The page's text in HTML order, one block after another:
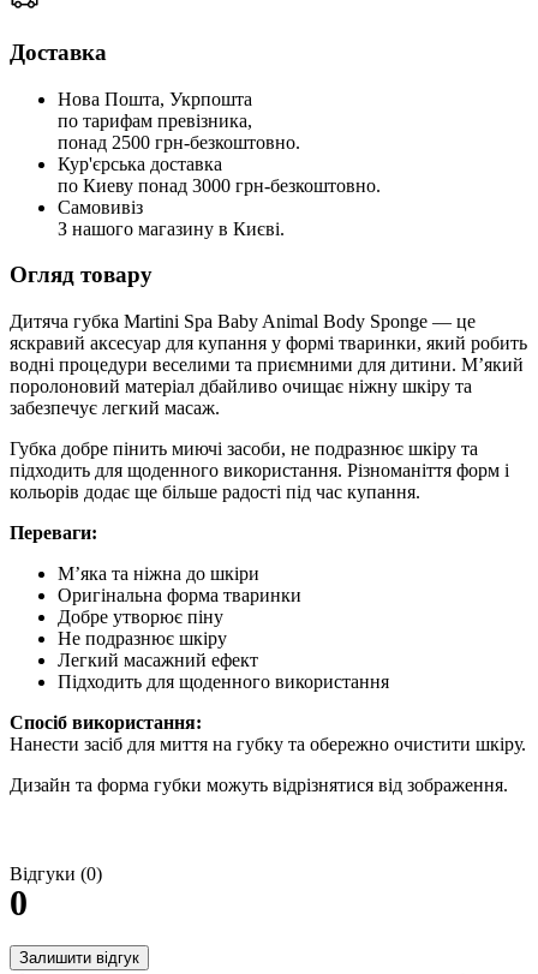
Доставка
Нова Пошта, Укрпошта
по тарифам превізника,
понад 2500 грн-безкоштовно.
Кур'єрська доставка
по Киеву понад 3000 грн-безкоштовно.
Самовивіз
З нашого магазину в Києві.
Огляд товару
Дитяча губка Martini Spa Baby Animal Body Sponge — це
яскравий аксесуар для купання у формі тваринки, який робить
водні процедури веселими та приємними для дитини. М’який
поролоновий матеріал дбайливо очищає ніжну шкіру та
забезпечує легкий масаж.
Губка добре пінить миючі засоби, не подразнює шкіру та
підходить для щоденного використання. Різноманіття форм і
кольорів додає ще більше радості під час купання.
Переваги:
М’яка та ніжна до шкіри
Оригінальна форма тваринки
Добре утворює піну
Не подразнює шкіру
Легкий масажний ефект
Підходить для щоденного використання
Спосіб використання:
Нанести засіб для миття на губку та обережно очистити шкіру.
Дизайн та форма губки можуть відрізнятися від зображення.
Відгуки (0)
0
Залишити відгук